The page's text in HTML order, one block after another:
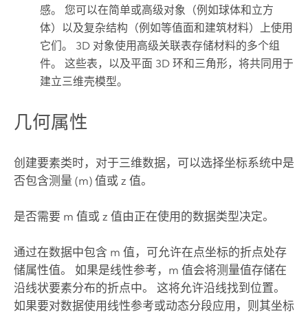
感。 您可以在简单或高级对象（例如球体和立方
体）以及复杂结构（例如等值面和建筑材料）上使用
它们。 3D 对象使用高级关联表存储材料的多个组
件。 这些表，以及平面 3D 环和三角形，将共同用于
建立三维壳模型。
几何属性
创建要素类时，对于三维数据，可以选择坐标系统中是
否包含测量 (m) 值或 z 值。
是否需要 m 值或 z 值由正在使用的数据类型决定。
通过在数据中包含 m 值，可允许在点坐标的折点处存
储属性值。 如果是线性参考，m 值会将测量值存储在
沿线状要素分布的折点中。 这将允许沿线找到位置。
如果要对数据使用线性参考或动态分段应用，则其坐标